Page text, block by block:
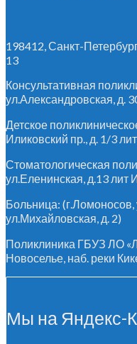
198412, Санкт-
13
Консультативная
ул.Александровская, д.
Детское
Иликовский пр., д. 1/3
Стоматологическая
ул.Еленинская, д.13 лит
Больница: (г.Ломоносов,
ул.Михайловская, д. 2)
Поликлиника ГБУЗ ЛО
Новоселье, наб. реки
Мы на Яндекс-